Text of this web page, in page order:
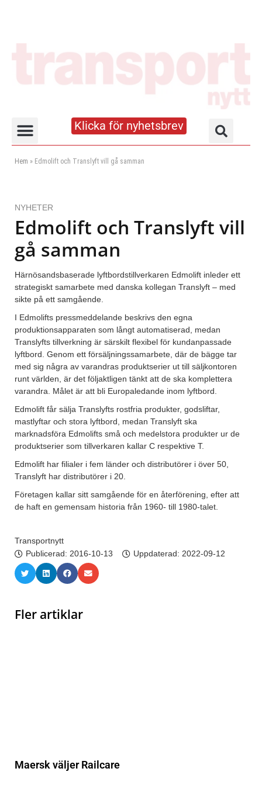
Klicka för nyhetsbrev
Hem » Edmolift och Translyft vill gå samman
NYHETER
Edmolift och Translyft vill
gå samman
Härnösandsbaserade lyftbordstillverkaren Edmolift inleder ett
strategiskt samarbete med danska kollegan Translyft – med
sikte på ett samgående.
I Edmolifts pressmeddelande beskrivs den egna
produktionsapparaten som långt automatiserad, medan
Translyfts tillverkning är särskilt flexibel för kundanpassade
lyftbord. Genom ett försäljningssamarbete, där de bägge tar
med sig några av varandras produktserier ut till säljkontoren
runt världen, är det följaktligen tänkt att de ska komplettera
varandra. Målet är att bli Europaledande inom lyftbord.
Edmolift får sälja Translyfts rostfria produkter, godsliftar,
mastlyftar och stora lyftbord, medan Translyft ska
marknadsföra Edmolifts små och medelstora produkter ur de
produktserier som tillverkaren kallar C respektive T.
Edmolift har filialer i fem länder och distributörer i över 50,
Translyft har distributörer i 20.
Företagen kallar sitt samgående för en återförening, efter att
de haft en gemensam historia från 1960- till 1980-talet.
Transportnytt
Publicerad: 2016-10-13 Uppdaterad: 2022-09-12
Fler artiklar
Maersk väljer Railcare